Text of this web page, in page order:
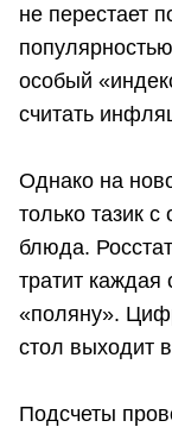
не перестает
особый
считать
Однако на
только тазик
блюда.
тратит каждая
«поляну».
стол выходит
Подсчеты